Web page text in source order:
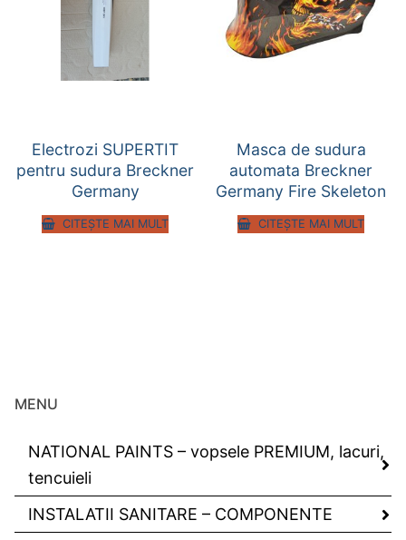
Electrozi SUPERTIT
pentru sudura Breckner
Germany
CITEȘTE MAI MULT
Masca de sudura
automata Breckner
Germany Fire Skeleton
CITEȘTE MAI MULT
MENU
NATIONAL PAINTS – vopsele PREMIUM, lacuri,
tencuieli
INSTALATII SANITARE – COMPONENTE